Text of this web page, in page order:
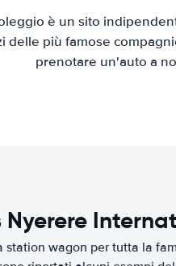
è un sito
delle più famose
prenotare un'auto a
wagon per tutta la